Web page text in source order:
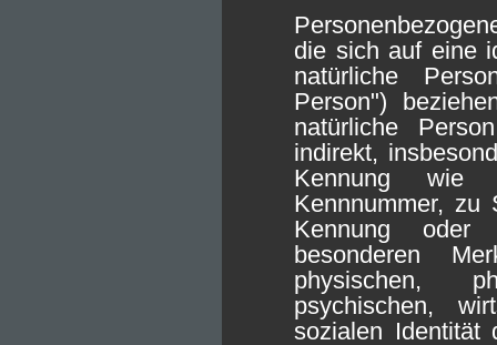
die sich auf eine
natürliche
Person")
natürliche
indirekt,
Kennung wie
Kennnummer, zu
Kennung
besonderen
physischen,
psychischen,
sozialen Identität